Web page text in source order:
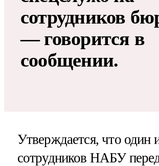
сотрудников
— говорится в
сообщении.
Утверждается, что один
сотрудников НАБУ